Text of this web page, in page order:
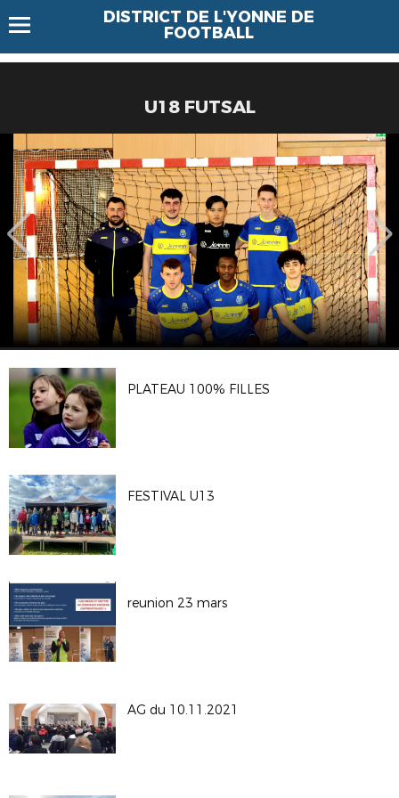
DISTRICT DE L'YONNE DE
FOOTBALL
U18 FUTSAL
PLATEAU 100% FILLES
FESTIVAL U13
reunion 23 mars
AG du 10.11.2021